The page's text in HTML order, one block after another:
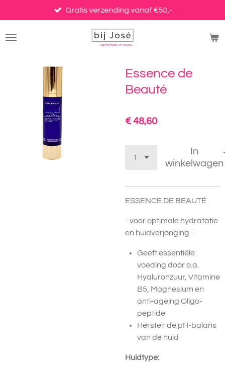
direct
naar
Gratis verzending vanaf €50,-
Essence de
Beauté
€ 48,60
In
winkelwagen
ESSENCE DE BEAUTÉ
- voor optimale hydratatie
en huidverjonging -
Geeft essentiële
voeding door o.a.
Hyaluronzuur, Vitamine
B5, Magnesium en
anti-ageing Oligo-
peptide
Herstelt de pH-balans
van de huid
Huidtype: